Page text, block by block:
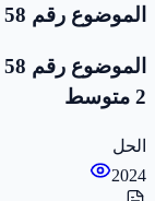
الموضوع رقم 58
2 متوسط
الحل
2024